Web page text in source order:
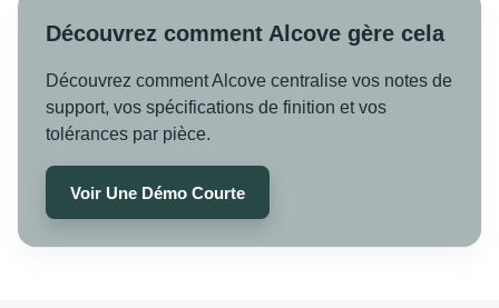
Découvrez comment Alcove gère cela
Découvrez comment Alcove centralise vos notes de
support, vos spécifications de finition et vos
tolérances par pièce.
Voir Une Démo Courte